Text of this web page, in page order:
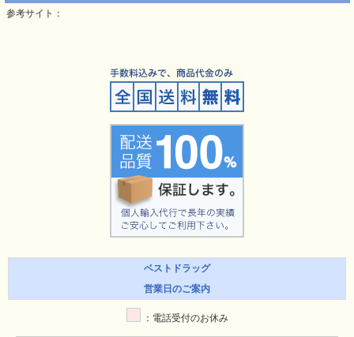
参考サイト：
ベストドラッグ
営業日のご案内
：電話受付のお休み